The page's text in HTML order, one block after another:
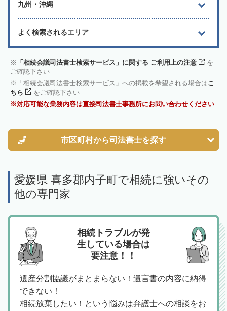
九州・沖縄
よく検索されるエリア
「相続会議司法書士検索サービス」に関する ご利用上の注意
を
ご確認下さい
「相続会議司法書士検索サービス」への掲載を希望される場合はこ
ちら
をご確認下さい
対応可能な業務内容は直接司法書士事務所にお問い合わせください
市区町村から司法書士を探す
愛媛県 喜多郡内子町で相続に強いその
他の専門家
相続トラブルが発
生している場合は
要注意！！
遺産分割協議がまとまらない！遺言書の内容に納得
できない！
相続放棄したい！という悩みは弁護士への相談をお